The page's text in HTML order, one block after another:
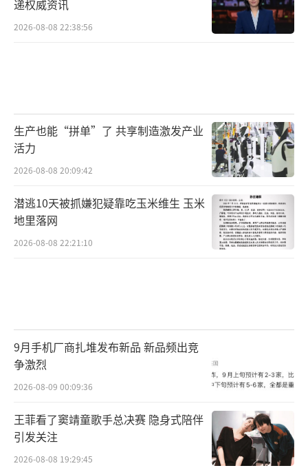
递权威资讯
2026-08-08 22:38:56
生产也能“拼单”了 共享制造激发产业
活力
2026-08-08 20:09:42
潜逃10天被抓嫌犯疑靠吃玉米维生 玉米
地里落网
2026-08-08 22:21:10
9月手机厂商扎堆发布新品 新品频出竞
争激烈
2026-08-09 00:09:36
王菲看了窦靖童歌手总决赛 隐身式陪伴
引发关注
2026-08-08 19:29:45